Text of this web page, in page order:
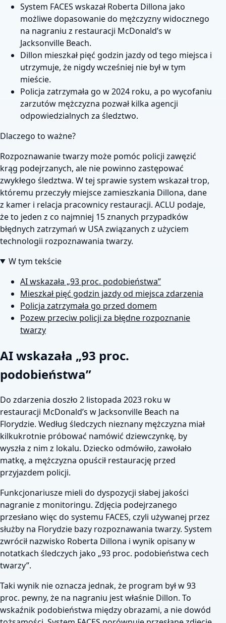
System FACES wskazał Roberta Dillona jako
możliwe dopasowanie do mężczyzny widocznego
na nagraniu z restauracji McDonald’s w
Jacksonville Beach.
Dillon mieszkał pięć godzin jazdy od tego miejsca i
utrzymuje, że nigdy wcześniej nie był w tym
mieście.
Policja zatrzymała go w 2024 roku, a po wycofaniu
zarzutów mężczyzna pozwał kilka agencji
odpowiedzialnych za śledztwo.
Dlaczego to ważne?
Rozpoznawanie twarzy może pomóc policji zawęzić
krąg podejrzanych, ale nie powinno zastępować
zwykłego śledztwa. W tej sprawie system wskazał trop,
któremu przeczyły miejsce zamieszkania Dillona, dane
z kamer i relacja pracownicy restauracji. ACLU podaje,
że to jeden z co najmniej 15 znanych przypadków
błędnych zatrzymań w USA związanych z użyciem
technologii rozpoznawania twarzy.
W tym tekście
AI wskazała „93 proc. podobieństwa”
Mieszkał pięć godzin jazdy od miejsca zdarzenia
Policja zatrzymała go przed domem
Pozew przeciw policji za błędne rozpoznanie
twarzy
AI wskazała „93 proc.
podobieństwa”
Do zdarzenia doszło 2 listopada 2023 roku w
restauracji McDonald’s w Jacksonville Beach na
Florydzie. Według śledczych nieznany mężczyzna miał
kilkukrotnie próbować namówić dziewczynkę, by
wyszła z nim z lokalu. Dziecko odmówiło, zawołało
matkę, a mężczyzna opuścił restaurację przed
przyjazdem policji.
Funkcjonariusze mieli do dyspozycji słabej jakości
nagranie z monitoringu. Zdjęcia podejrzanego
przesłano więc do systemu FACES, czyli używanej przez
służby na Florydzie bazy rozpoznawania twarzy. System
zwrócił nazwisko Roberta Dillona i wynik opisany w
notatkach śledczych jako „93 proc. podobieństwa cech
twarzy”.
Taki wynik nie oznacza jednak, że program był w 93
proc. pewny, że na nagraniu jest właśnie Dillon. To
wskaźnik podobieństwa między obrazami, a nie dowód